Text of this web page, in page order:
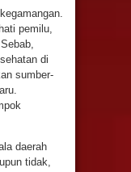
pemilu,
di
sumber-
daerah
tidak,